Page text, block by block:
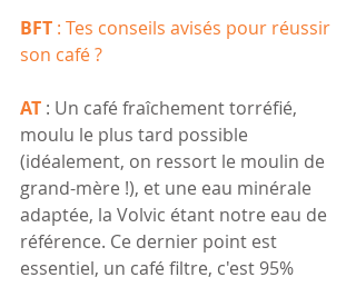
BFT : Tes conseils avisés pour réussir
son café ?
AT : Un café fraîchement torréfié,
moulu le plus tard possible
(idéalement, on ressort le moulin de
grand-mère !), et une eau minérale
adaptée, la Volvic étant notre eau de
référence. Ce dernier point est
essentiel, un café filtre, c'est 95%